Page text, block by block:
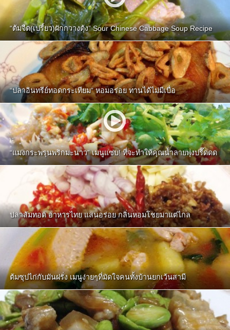
“ต้มจืด(เปรี้ยว)ผักกวางตุ้ง” Sour Chinese Cabbage Soup Recipe
“ปลาอินทรีย์ทอดกระเทียม” หอมอร่อย ทานได้ไม่มีเบื่อ
“แมงกระพรุนพริกมะนาว” เมนูแซ่บ! ที่จะทำให้คุณน้ำลายพุ่งปรี๊ดดด
ปลาส้มทอด อาหารไทย แสนอร่อย กลิ่นหอมโชยมาแต่ไกล
ต้มซุปไก่กับมันฝรั่ง เมนูง่ายๆที่มัดใจคนทั้งบ้านยกเว้นสามี